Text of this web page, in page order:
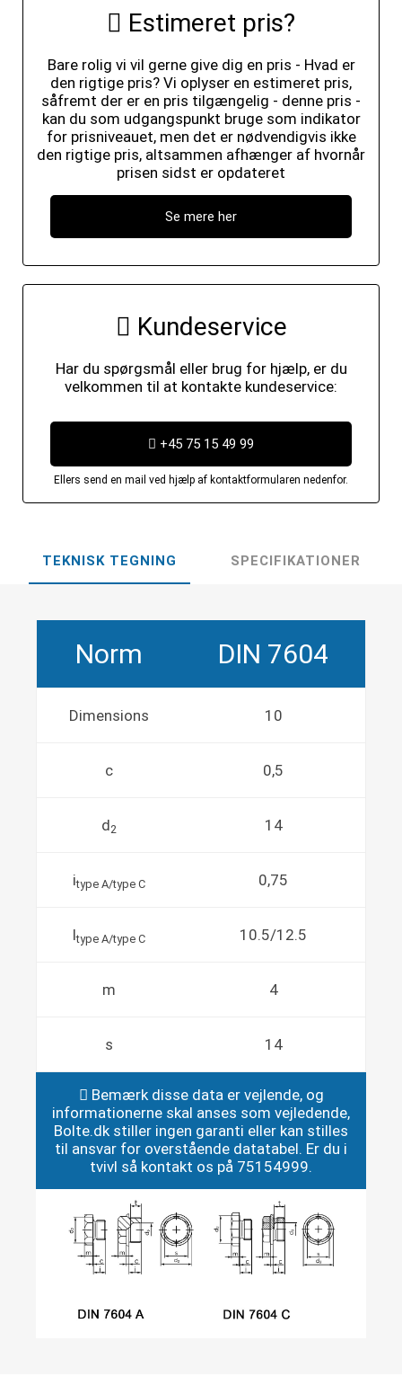
Estimeret pris?
Bare rolig vi vil gerne give dig en pris - Hvad er
den rigtige pris? Vi oplyser en estimeret pris,
såfremt der er en pris tilgængelig - denne pris -
kan du som udgangspunkt bruge som indikator
for prisniveauet, men det er nødvendigvis ikke
den rigtige pris, altsammen afhænger af hvornår
prisen sidst er opdateret
Se mere her
Kundeservice
Har du spørgsmål eller brug for hjælp, er du
velkommen til at kontakte kundeservice:
+45 75 15 49 99
Ellers send en mail ved hjælp af kontaktformularen nedenfor.
TEKNISK TEGNING SPECIFIKATIONER
Norm DIN 7604
Dimensions 10
c 0,5
d2 14
itype A/type C 0,75
ltype A/type C 10.5/12.5
m 4
s 14
Bemærk disse data er vejlende, og
informationerne skal anses som vejledende,
Bolte.dk stiller ingen garanti eller kan stilles
til ansvar for overstående datatabel. Er du i
tvivl så kontakt os på 75154999.